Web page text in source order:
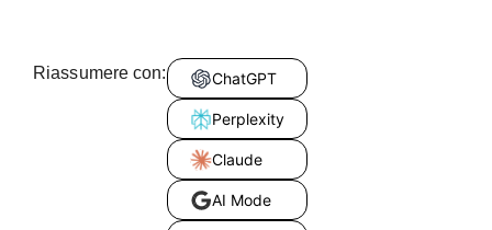
Riassumere con: ChatGPT
Perplexity
Claude
AI Mode